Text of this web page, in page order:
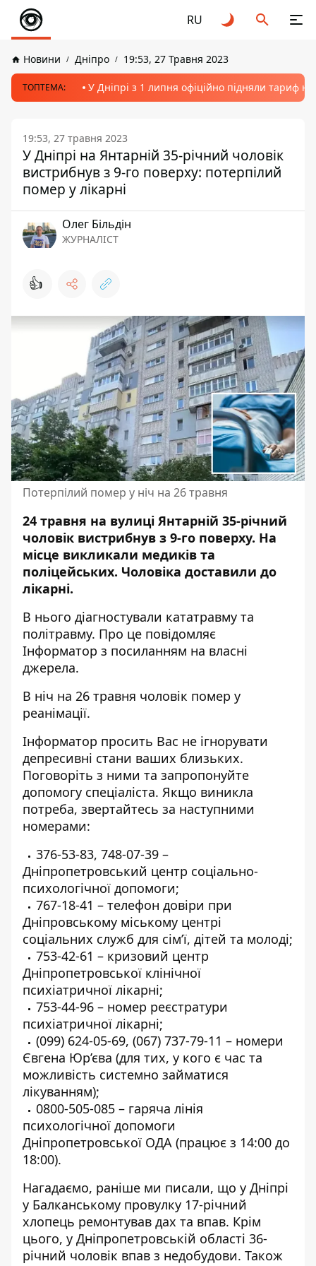
RU
Новини Дніпро 19:53, 27 Травня 2023
ТОПТЕМА: У Дніпрі з 1 липня офіційно підняли тариф
19:53, 27 травня 2023
У Дніпрі на Янтарній 35-річний чоловік
вистрибнув з 9-го поверху: потерпілий
помер у лікарні
Олег Більдін
ЖУРНАЛІСТ
👍
Потерпілий помер у ніч на 26 травня
24 травня на вулиці Янтарній 35-річний
чоловік вистрибнув з 9-го поверху. На
місце викликали медиків та
поліцейських. Чоловіка доставили до
лікарні.
В нього діагностували кататравму та
політравму. Про це повідомляє
Інформатор з посиланням на власні
джерела.
В ніч на 26 травня чоловік помер у
реанімації.
Інформатор просить Вас не ігнорувати
депресивні стани ваших близьких.
Поговоріть з ними та запропонуйте
допомогу спеціаліста. Якщо виникла
потреба, звертайтесь за наступними
номерами:
376-53-83, 748-07-39 –
Дніпропетровський центр соціально-
психологічної допомоги;
767-18-41 – телефон довіри при
Дніпровському міському центрі
соціальних служб для сім’ї, дітей та молоді;
753-42-61 – кризовий центр
Дніпропетровської клінічної
психіатричної лікарні;
753-44-96 – номер реєстратури
психіатричної лікарні;
(099) 624-05-69, (067) 737-79-11 – номери
Євгена Юр’єва (для тих, у кого є час та
можливість системно займатися
лікуванням);
0800-505-085 – гаряча лінія
психологічної допомоги
Дніпропетровської ОДА (працює з 14:00 до
18:00).
Нагадаємо, раніше ми писали, що у Дніпрі
у Балканському провулку 17-річний
хлопець ремонтував дах та впав. Крім
цього, у Дніпропетровській області 36-
річний чоловік впав з недобудови. Також